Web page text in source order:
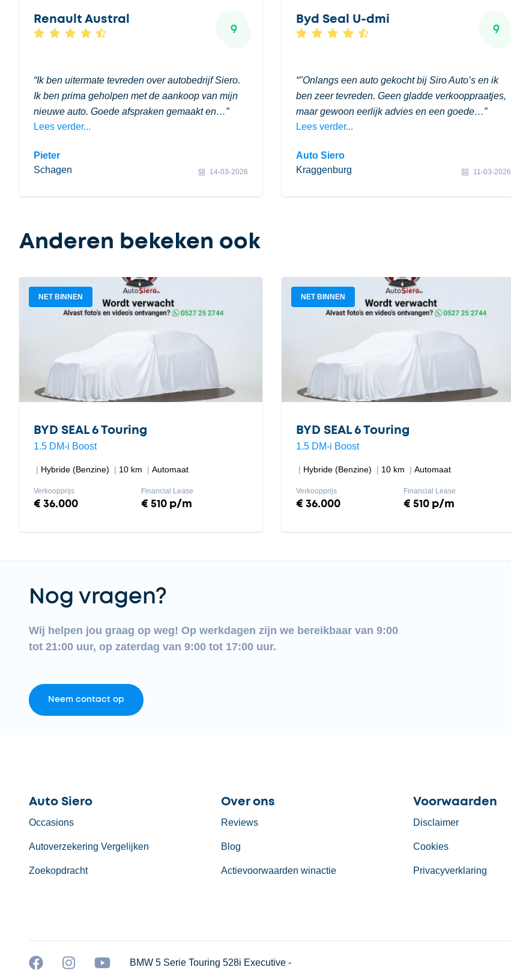
Renault Austral
9
Ik ben uitermate tevreden over autobedrijf Siero.
Ik ben prima geholpen met de aankoop van mijn
nieuwe auto. Goede afspraken gemaakt en…
Lees verder...
Pieter
Schagen
14-03-2026
Byd Seal U-dmi
9
"Onlangs een auto gekocht bij Siro Auto’s en ik
ben zeer tevreden. Geen gladde verkooppraatjes,
maar gewoon eerlijk advies en een goede…
Lees verder...
Auto Siero
Kraggenburg
11-03-2026
Anderen bekeken ook
NET BINNEN
BYD SEAL 6 Touring
1.5 DM-i Boost
Hybride (Benzine) 10 km Automaat
Verkoopprijs
€ 36.000
Financial Lease
€ 510 p/m
NET BINNEN
BYD SEAL 6 Touring
1.5 DM-i Boost
Hybride (Benzine) 10 km Automaat
Verkoopprijs
€ 36.000
Financial Lease
€ 510 p/m
Nog vragen?
Wij helpen jou graag op weg! Op werkdagen zijn we bereikbaar van 9:00
tot 21:00 uur, op zaterdag van 9:00 tot 17:00 uur.
Neem contact op
Auto Siero
Occasions
Autoverzekering Vergelijken
Zoekopdracht
Over ons
Reviews
Blog
Actievoorwaarden winactie
Voorwaarden
Disclaimer
Cookies
Privacyverklaring
BMW 5 Serie Touring 528i Executive -